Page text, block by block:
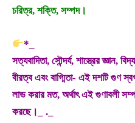
চরিত্র, শক্তি, সম্পদ।
*_
সত্যবাদিতা, সৌন্দর্য, শাস্ত্রের জ্ঞান,
বীরত্ব এবং বাগ্মিতা- এই দশটি গুণ
লাভ করার মত, অর্থাৎ এই গুণাবলী
করছে।_ ._